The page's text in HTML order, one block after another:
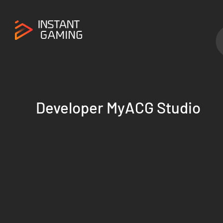
Developer MyACG Studio